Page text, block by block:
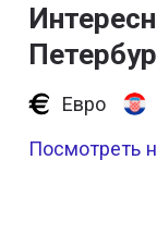
Евро
Посмотреть